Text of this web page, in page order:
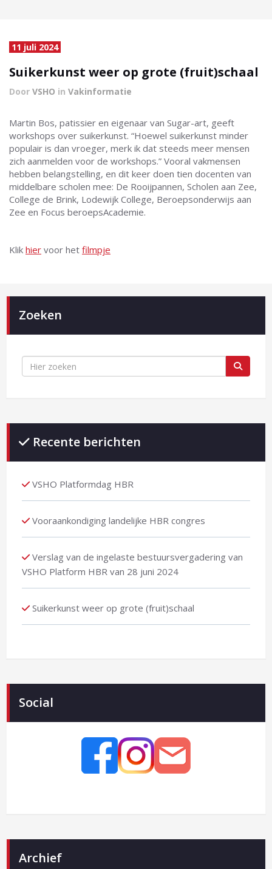
11 juli 2024
Suikerkunst weer op grote (fruit)schaal
Door VSHO in Vakinformatie
Martin Bos, patissier en eigenaar van Sugar-art, geeft
workshops over suikerkunst. “Hoewel suikerkunst minder
populair is dan vroeger, merk ik dat steeds meer mensen
zich aanmelden voor de workshops.” Vooral vakmensen
hebben belangstelling, en dit keer doen tien docenten van
middelbare scholen mee: De Rooijpannen, Scholen aan Zee,
College de Brink, Lodewijk College, Beroepsonderwijs aan
Zee en Focus beroepsAcademie.
Klik hier voor het filmpje
Zoeken
Recente berichten
VSHO Platformdag HBR
Vooraankondiging landelijke HBR congres
Verslag van de ingelaste bestuursvergadering van
VSHO Platform HBR van 28 juni 2024
Suikerkunst weer op grote (fruit)schaal
Social
Archief